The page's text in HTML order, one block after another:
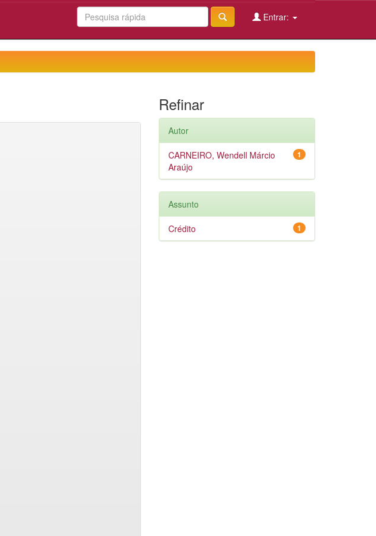
Entrar:
Refinar
Autor
1
CARNEIRO, Wendell Márcio
Araújo
Assunto
1
Crédito